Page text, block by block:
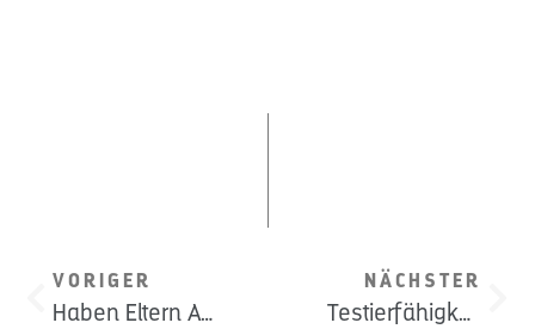
VORIGER
Haben Eltern Anspruch auf einen Pflichtteil?
NÄCHSTER
Testierfähigkeit in Österreich – Wer ist berechtigt, ein Testament zu errichten?